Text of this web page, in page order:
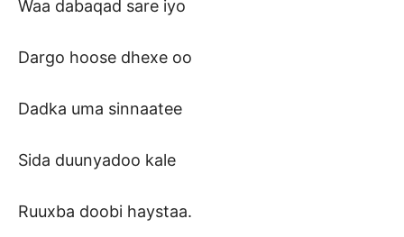
Waa dabaqad sare iyo
Dargo hoose dhexe oo
Dadka uma sinnaatee
Sida duunyadoo kale
Ruuxba doobi haystaa.